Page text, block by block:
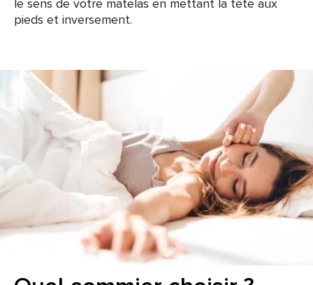
le sens de votre matelas en mettant la tête aux
pieds et inversement.